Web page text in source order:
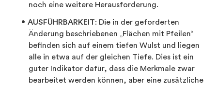
noch eine weitere Herausforderung.
AUSFÜHRBARKEIT: Die in der geforderten
Änderung beschriebenen „Flächen mit Pfeilen“
befinden sich auf einem tiefen Wulst und liegen
alle in etwa auf der gleichen Tiefe. Dies ist ein
guter Indikator dafür, dass die Merkmale zwar
bearbeitet werden können, aber eine zusätzliche